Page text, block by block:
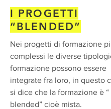
I PROGETTI
“BLENDED”
Nei progetti di formazione
complessi le diverse
formazione possono essere
integrate fra loro, in questo
si dice che la formazione è “
blended” cioè mista.